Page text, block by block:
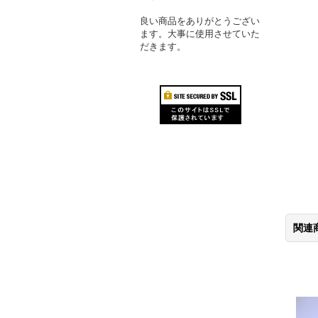
良い商品をありがとうござい
ます。大事に使用させていた
だきます。
関連